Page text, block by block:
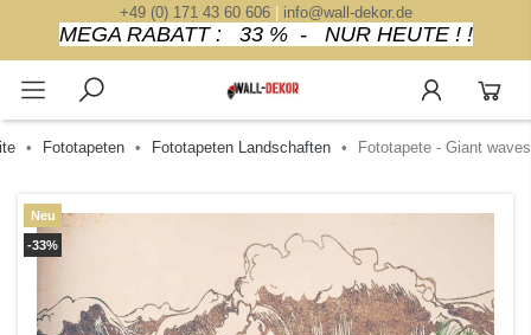
+49 (0) 171 43 60 606| info@wall-dekor.de
MEGA RABATT : 33 % - NUR HEUTE ! !
Fototapeten Fototapeten Landschaften Fototapete - Giant waves
-33%
Neu